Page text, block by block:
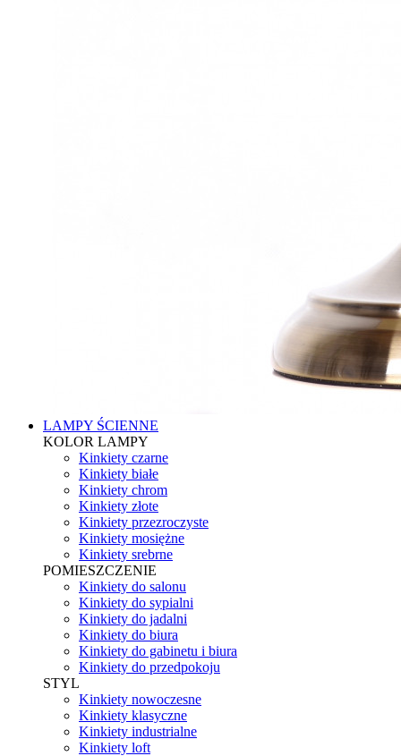
LAMPY ŚCIENNE
KOLOR LAMPY
Kinkiety czarne
Kinkiety białe
Kinkiety chrom
Kinkiety złote
Kinkiety przezroczyste
Kinkiety mosiężne
Kinkiety srebrne
POMIESZCZENIE
Kinkiety do salonu
Kinkiety do sypialni
Kinkiety do jadalni
Kinkiety do biura
Kinkiety do gabinetu i biura
Kinkiety do przedpokoju
STYL
Kinkiety nowoczesne
Kinkiety klasyczne
Kinkiety industrialne
Kinkiety loft